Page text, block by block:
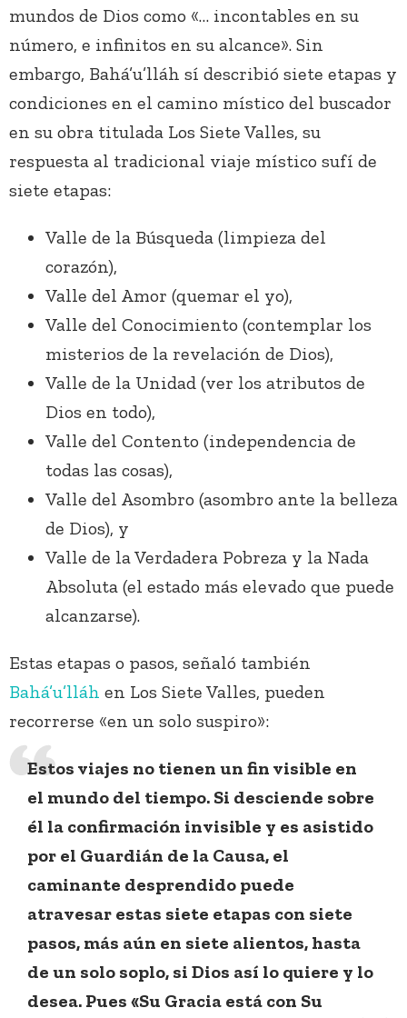
mundos de Dios como «… incontables en su
número, e infinitos en su alcance». Sin
embargo, Bahá’u’lláh sí describió siete etapas y
condiciones en el camino místico del buscador
en su obra titulada Los Siete Valles, su
respuesta al tradicional viaje místico sufí de
siete etapas:
Valle de la Búsqueda (limpieza del
corazón),
Valle del Amor (quemar el yo),
Valle del Conocimiento (contemplar los
misterios de la revelación de Dios),
Valle de la Unidad (ver los atributos de
Dios en todo),
Valle del Contento (independencia de
todas las cosas),
Valle del Asombro (asombro ante la belleza
de Dios), y
Valle de la Verdadera Pobreza y la Nada
Absoluta (el estado más elevado que puede
alcanzarse).
Estas etapas o pasos, señaló también
Bahá’u’lláh en Los Siete Valles, pueden
recorrerse «en un solo suspiro»:
Estos viajes no tienen un fin visible en
el mundo del tiempo. Si desciende sobre
él la confirmación invisible y es asistido
por el Guardián de la Causa, el
caminante desprendido puede
atravesar estas siete etapas con siete
pasos, más aún en siete alientos, hasta
de un solo soplo, si Dios así lo quiere y lo
desea. Pues «Su Gracia está con Su